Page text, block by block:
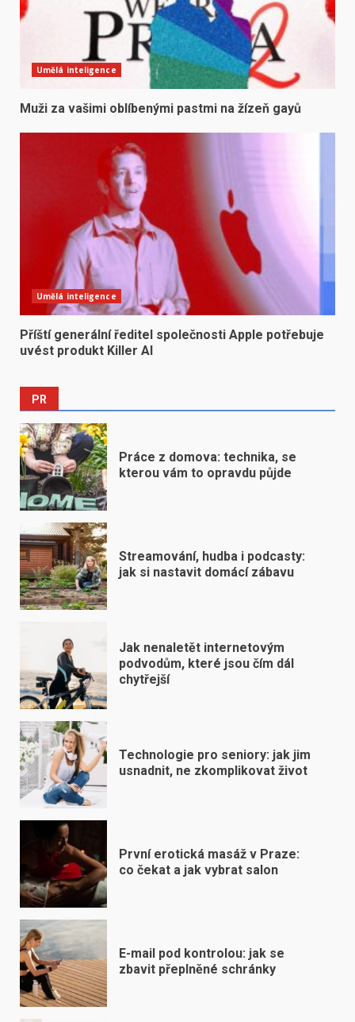
Umělá inteligence
Muži za vašimi oblíbenými pastmi na žízeň gayů
Umělá inteligence
Příští generální ředitel společnosti Apple potřebuje
uvést produkt Killer AI
PR
Práce z domova: technika, se
kterou vám to opravdu půjde
Streamování, hudba i podcasty:
jak si nastavit domácí zábavu
Jak nenaletět internetovým
podvodům, které jsou čím dál
chytřejší
Technologie pro seniory: jak jim
usnadnit, ne zkomplikovat život
První erotická masáž v Praze:
co čekat a jak vybrat salon
E-mail pod kontrolou: jak se
zbavit přeplněné schránky